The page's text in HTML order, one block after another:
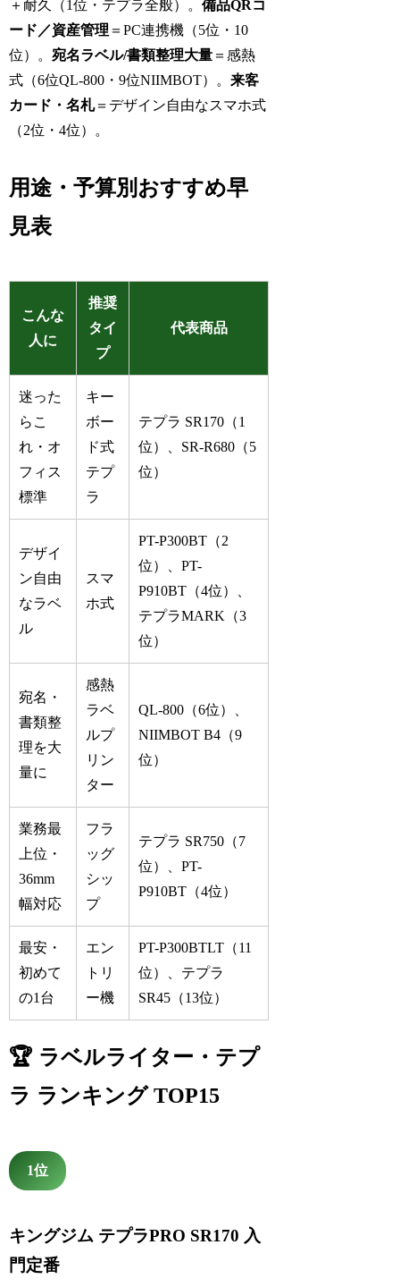
＋耐久（1位・テプラ全般）。備品QRコ
ード／資産管理 ＝PC連携機（5位・10
位）。宛名ラベル/書類整理大量 ＝感熱
式（6位QL-800・9位NIIMBOT）。来客
カード・名札＝デザイン自由なスマホ式
（2位・4位）。
用途・予算別おすすめ早
見表
こんな
人に
推奨
タイ
プ
代表商品
迷った
らこ
れ・オ
フィス
標準
キー
ボー
ド式
テプ
ラ
テプラ SR170（1
位）、SR-R680（5
位）
デザイ
ン自由
なラベ
ル
スマ
ホ式
PT-P300BT（2
位）、PT-
P910BT（4位）、
テプラMARK（3
位）
宛名・
書類整
理を大
量に
感熱
ラベ
ルプ
リン
ター
QL-800（6位）、
NIIMBOT B4（9
位）
業務最
上位・
36mm
幅対応
フラ
ッグ
シッ
プ
テプラ SR750（7
位）、PT-
P910BT（4位）
最安・
初めて
の1台
エン
トリ
ー機
PT-P300BTLT（11
位）、テプラ
SR45（13位）
🏆 ラベルライター・テプ
ラ ランキング TOP15
1位
キングジム テプラPRO SR170 入
門定番